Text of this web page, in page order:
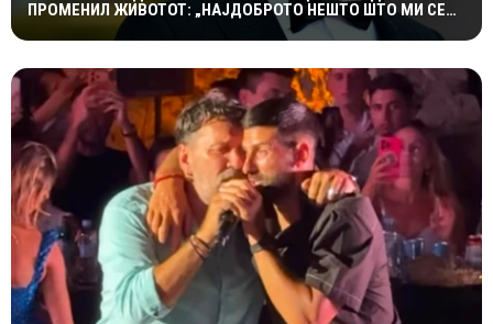
ПРОМЕНИЛ ЖИВОТОТ: „НАЈДОБРОТО НЕШТО ШТО МИ СЕ
СЛУЧИЛО“